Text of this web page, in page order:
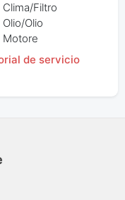
Clima/Filtro
Olio/Olio
Motore
de servicio